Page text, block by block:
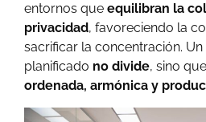
entornos que equilibran la
privacidad, favoreciendo la
sacrificar la concentración.
planificado no divide, sino que
ordenada, armónica y